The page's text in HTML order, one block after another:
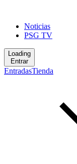
Noticias
PSG TV
Loading
Entrar
EntradasTienda